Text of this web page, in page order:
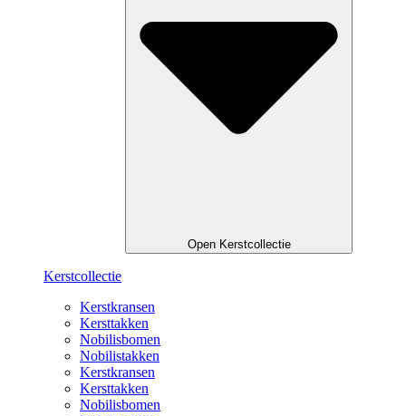
Open Kerstcollectie
Kerstcollectie
Kerstkransen
Kersttakken
Nobilisbomen
Nobilistakken
Kerstkransen
Kersttakken
Nobilisbomen